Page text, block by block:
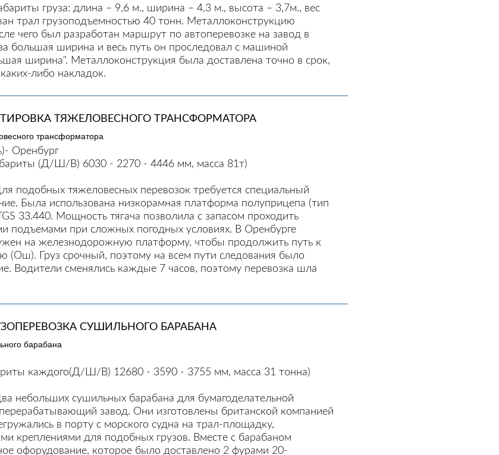
груза: длина – 9,6 м., ширина – 4,3 м., высота – 3,7м., вес
трал грузоподъемностью 40 тонн. Металлоконструкцию
чего был разработан маршрут по автоперевозке на завод в
большая ширина и весь путь он проследовал с машиной
ширина". Металлоконструкция была доставлена точно в срок,
либо накладок.
ТЯЖЕЛОВЕСНОГО ТРАНСФОРМАТОРА
Оренбург
(Д/Ш/В) 6030 - 2270 - 4446 мм, масса 81т)
подобных тяжеловесных перевозок требуется специальный
Была использована низкорамная платформа полуприцепа (тип
33.440. Мощность тягача позволила с запасом проходить
подъемами при сложных погодных условиях. В Оренбурге
на железнодорожную платформу, чтобы продолжить путь к
(Ош). Груз срочный, поэтому на всем пути следования было
Водители сменялись каждые 7 часов, поэтому перевозка шла
СУШИЛЬНОГО БАРАБАНА
каждого(Д/Ш/В) 12680 - 3590 - 3755 мм, масса 31 тонна)
небольших сушильных барабана для бумагоделательной
завод. Они изготовлены британской компанией
в порту с морского судна на трал-площадку,
креплениями для подобных грузов. Вместе с барабаном
офорудование, которое было доставлено 2 фурами 20-